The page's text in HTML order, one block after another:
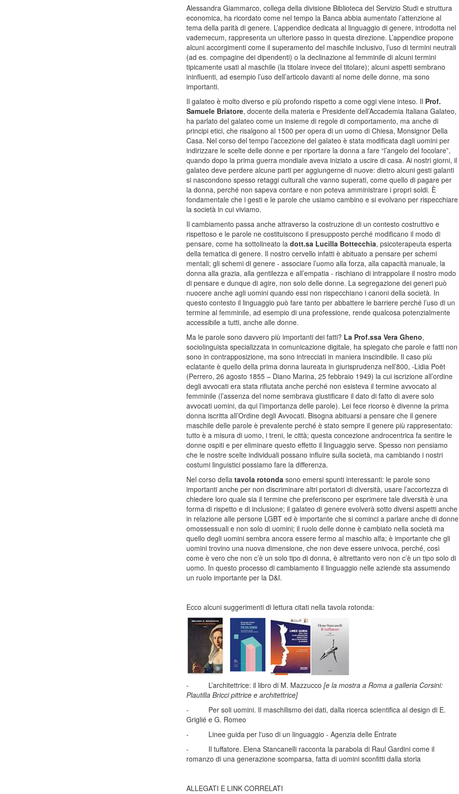
Alessandra Giammarco, collega della divisione Biblioteca del Servizio Studi e struttura
economica, ha ricordato come nel tempo la Banca abbia aumentato l’attenzione al
tema della parità di genere. L’appendice dedicata al linguaggio di genere, introdotta nel
vademecum, rappresenta un ulteriore passo in questa direzione. L’appendice propone
alcuni accorgimenti come il superamento del maschile inclusivo, l’uso di termini neutrali
(ad es. compagine dei dipendenti) o la declinazione al femminile di alcuni termini
tipicamente usati al maschile (la titolare invece del titolare); alcuni aspetti sembrano
ininfluenti, ad esempio l’uso dell’articolo davanti al nome delle donne, ma sono
importanti.
Il galateo è molto diverso e più profondo rispetto a come oggi viene inteso. Il Prof.
Samuele Briatore, docente della materia e Presidente dell’Accademia Italiana Galateo,
ha parlato del galateo come un insieme di regole di comportamento, ma anche di
principi etici, che risalgono al 1500 per opera di un uomo di Chiesa, Monsignor Della
Casa. Nel corso del tempo l’accezione del galateo è stata modificata dagli uomini per
indirizzare le scelte delle donne e per riportare la donna a fare “l’angelo del focolare”,
quando dopo la prima guerra mondiale aveva iniziato a uscire di casa. Ai nostri giorni, il
galateo deve perdere alcune parti per aggiungerne di nuove: dietro alcuni gesti galanti
si nascondono spesso retaggi culturali che vanno superati, come quello di pagare per
la donna, perché non sapeva contare e non poteva amministrare i propri soldi. È
fondamentale che i gesti e le parole che usiamo cambino e si evolvano per rispecchiare
la società in cui viviamo.
Il cambiamento passa anche attraverso la costruzione di un contesto costruttivo e
rispettoso e le parole ne costituiscono il presupposto perché modificano il modo di
pensare, come ha sottolineato la dott.sa Lucilla Bottecchia, psicoterapeuta esperta
della tematica di genere. Il nostro cervello infatti è abituato a pensare per schemi
mentali; gli schemi di genere - associare l’uomo alla forza, alla capacità manuale, la
donna alla grazia, alla gentilezza e all’empatia - rischiano di intrappolare il nostro modo
di pensare e dunque di agire, non solo delle donne. La segregazione dei generi può
nuocere anche agli uomini quando essi non rispecchiano i canoni della società. In
questo contesto il linguaggio può fare tanto per abbattere le barriere perché l’uso di un
termine al femminile, ad esempio di una professione, rende qualcosa potenzialmente
accessibile a tutti, anche alle donne.
Ma le parole sono davvero più importanti dei fatti? La Prof.ssa Vera Gheno,
sociolinguista specializzata in comunicazione digitale, ha spiegato che parole e fatti non
sono in contrapposizione, ma sono intrecciati in maniera inscindibile. Il caso più
eclatante è quello della prima donna laureata in giurisprudenza nell’800, -Lidia Poët
(Perrero, 26 agosto 1855 – Diano Marina, 25 febbraio 1949) la cui iscrizione all’ordine
degli avvocati era stata rifiutata anche perché non esisteva il termine avvocato al
femminile (l’assenza del nome sembrava giustificare il dato di fatto di avere solo
avvocati uomini, da qui l’importanza delle parole). Lei fece ricorso è divenne la prima
donna iscritta all’Ordine degli Avvocati. Bisogna abituarsi a pensare che il genere
maschile delle parole è prevalente perché è stato sempre il genere più rappresentato:
tutto è a misura di uomo, i treni, le città; questa concezione androcentrica fa sentire le
donne ospiti e per eliminare questo effetto il linguaggio serve. Spesso non pensiamo
che le nostre scelte individuali possano influire sulla società, ma cambiando i nostri
costumi linguistici possiamo fare la differenza.
Nel corso della tavola rotondasono emersi spunti interessanti: le parole sono
importanti anche per non discriminare altri portatori di diversità, usare l’accortezza di
chiedere loro quale sia il termine che preferiscono per esprimere tale diversità è una
forma di rispetto e di inclusione; il galateo di genere evolverà sotto diversi aspetti anche
in relazione alle persone LGBT ed è importante che si cominci a parlare anche di donne
omossessuali e non solo di uomini; il ruolo delle donne è cambiato nella società ma
quello degli uomini sembra ancora essere fermo al maschio alfa; è importante che gli
uomini trovino una nuova dimensione, che non deve essere univoca, perché, così
come è vero che non c’è un solo tipo di donna, è altrettanto vero non c’è un tipo solo di
uomo. In questo processo di cambiamento il linguaggio nelle aziende sta assumendo
un ruolo importante per la D&I.
Ecco alcuni suggerimenti di lettura citati nella tavola rotonda:
- L’architettrice: il libro di M. Mazzucco [e la mostra a Roma a galleria Corsini:
Plautilla Bricci pittrice e architettrice]
- Per soli uomini. Il maschilismo dei dati, dalla ricerca scientifica al design di E.
Griglié e G. Romeo
- Linee guida per l'uso di un linguaggio - Agenzia delle Entrate
- Il tuffatore. Elena Stancanelli racconta la parabola di Raul Gardini come il
romanzo di una generazione scomparsa, fatta di uomini sconfitti dalla storia
ALLEGATI E LINK CORRELATI